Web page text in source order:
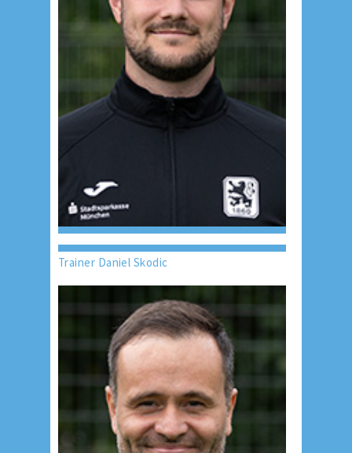
Trainer Daniel Skodic